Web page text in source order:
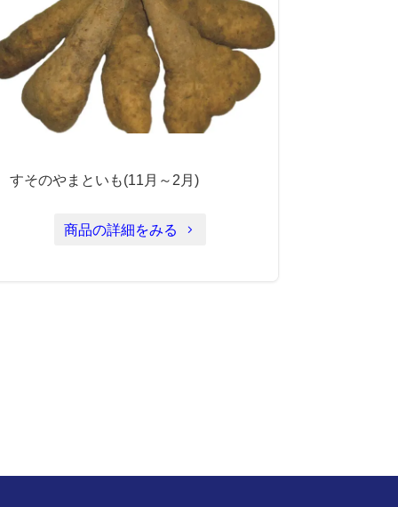
すそのやまといも(11月～2月)
商品の詳細をみる